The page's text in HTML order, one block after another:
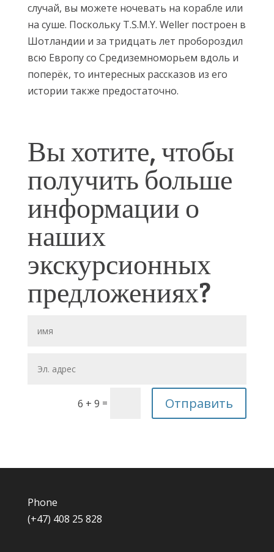
случай, вы можете ночевать на корабле или
на суше. Поскольку T.S.M.Y. Weller построен в
Шотландии и за тридцать лет пробороздил
всю Европу со Средиземноморьем вдоль и
поперёк, то интересных рассказов из его
истории также предостаточно.
Вы хотите, чтобы
получить больше
информации о
наших
экскурсионных
предложениях?
6 + 9 = Отправить
Phone
(+47) 408 25 828